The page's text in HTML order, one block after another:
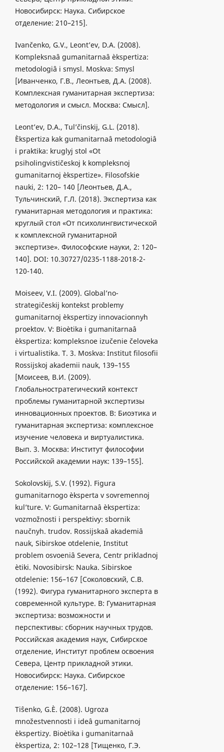
Новосибирск: Наука. Сибирское
отделение: 210–215].
Ivančenko, G.V., Leont’ev, D.A. (2008).
Kompleksnaâ gumanitarnaâ èkspertiza:
metodologiâ i smysl. Moskva: Smysl
[Иванченко, Г.В., Леонтьев, Д.А. (2008).
Комплексная гуманитарная экспертиза:
методология и смысл. Москва: Смысл].
Leont’ev, D.A., Tul’činskij, G.L. (2018).
Èkspertiza kak gumanitarnaâ metodologiâ
i praktika: kruglyj stol «Ot
psiholingvističeskoj k kompleksnoj
gumanitarnoj èkspertize». Filosofskie
nauki, 2: 120– 140 [Леонтьев, Д.А.,
Тульчинский, Г.Л. (2018). Экспертиза как
гуманитарная методология и практика:
круглый стол «От психолингвистической
к комплексной гуманитарной
экспертизе». Философские науки, 2: 120–
140]. DOI: 10.30727/0235-1188-2018-2-
120-140.
Moiseev, V.I. (2009). Global’no-
strategičeskij kontekst problemy
gumanitarnoj èkspertizy innovacionnyh
proektov. V: Bioètika i gumanitarnaâ
èkspertiza: kompleksnoe izučenie čeloveka
i virtualistika. T. 3. Moskva: Institut filosofii
Rossijskoj akademii nauk, 139–155
[Моисеев, В.И. (2009).
Глобальностратегический контекст
проблемы гуманитарной экспертизы
инновационных проектов. B: Биоэтика и
гуманитарная экспертиза: комплексное
изучение человека и виртуалистика.
Вып. 3. Москва: Институт философии
Российской академии наук: 139–155].
Sokolovskij, S.V. (1992). Figura
gumanitarnogo èksperta v sovremennoj
kul’ture. V: Gumanitarnaâ èkspertiza:
vozmožnosti i perspektivy: sbornik
naučnyh. trudov. Rossijskaâ akademiâ
nauk, Sibirskoe otdelenie, Institut
problem osvoeniâ Severa, Centr prikladnoj
ètiki. Novosibirsk: Nauka. Sibirskoe
otdelenie: 156–167 [Соколовский, С.В.
(1992). Фигура гуманитарного эксперта в
современной культуре. B: Гуманитарная
экспертиза: возможности и
перспективы: cборник научных трудов.
Российская академия наук, Сибирское
отделение, Институт проблем освоения
Севера, Центр прикладной этики.
Новосибирск: Наука. Сибирское
отделение: 156–167].
Tiŝenko, G.È. (2008). Ugroza
množestvennosti i ideâ gumanitarnoj
èkspertizy. Bioètika i gumanitarnaâ
èkspertiza, 2: 102–128 [Тищенко, Г.Э.